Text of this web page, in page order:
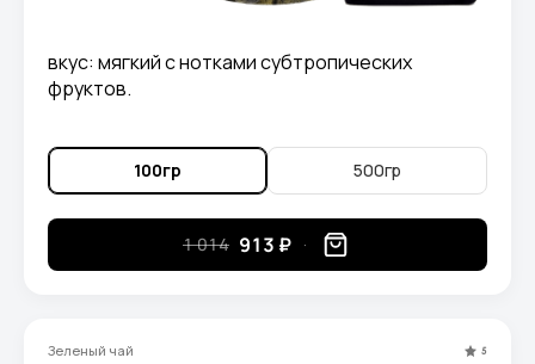
вкус: мягкий с нотками субтропических
фруктов.
100гр 500гр
1 014 913 ₽
Зеленый чай 5